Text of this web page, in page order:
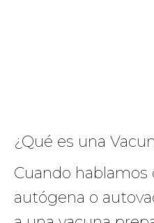
¿Qué es una
Cuando hablamos
autógena o